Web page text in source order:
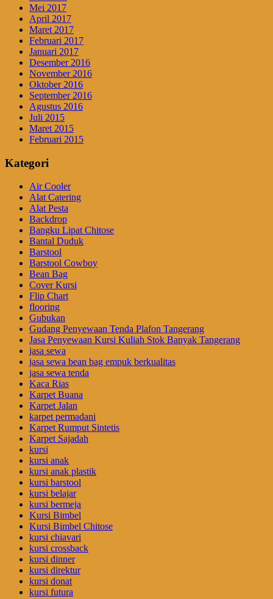
Mei 2017
April 2017
Maret 2017
Februari 2017
Januari 2017
Desember 2016
November 2016
Oktober 2016
September 2016
Agustus 2016
Juli 2015
Maret 2015
Februari 2015
Kategori
Air Cooler
Alat Catering
Alat Pesta
Backdrop
Bangku Lipat Chitose
Bantal Duduk
Barstool
Barstool Cowboy
Bean Bag
Cover Kursi
Flip Chart
flooring
Gubukan
Gudang Penyewaan Tenda Plafon Tangerang
Jasa Penyewaan Kursi Kuliah Stok Banyak Tangerang
jasa sewa
jasa sewa bean bag empuk berkualitas
jasa sewa tenda
Kaca Rias
Karpet Buana
Karpet Jalan
karpet permadani
Karpet Rumput Sintetis
Karpet Sajadah
kursi
kursi anak
kursi anak plastik
kursi barstool
kursi belajar
kursi bermeja
Kursi Bimbel
Kursi Bimbel Chitose
kursi chiavari
kursi crossback
kursi dinner
kursi direktur
kursi donat
kursi futura